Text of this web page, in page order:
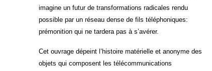
imagine un futur de transformations radicales rendu
possible par un réseau dense de fils téléphoniques:
prémonition qui ne tardera pas à s’avérer.
Cet ouvrage dépeint l’histoire matérielle et anonyme des
objets qui composent les télécommunications